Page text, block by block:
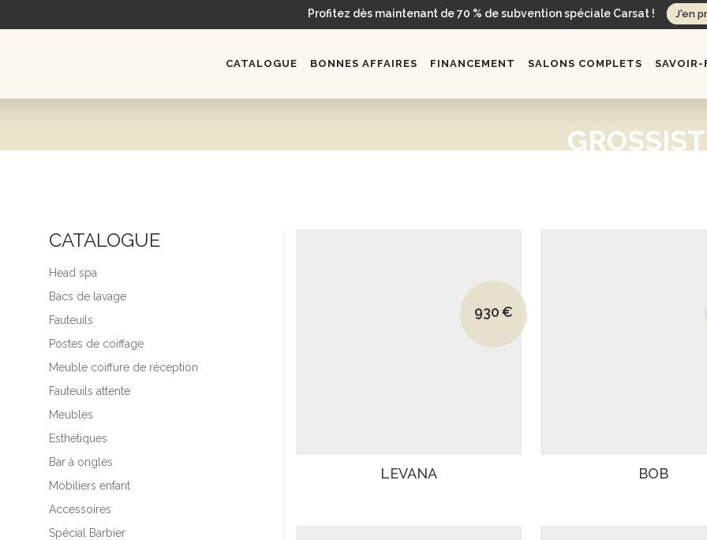
Profitez dès maintenant de 70 % de subvention spéciale Carsat ! J'en
CATALOGUE BONNES AFFAIRES FINANCEMENT SALONS COMPLETS SAVOIR-
CATALOGUE
Head spa
Bacs de lavage
Fauteuils
Postes de coiffage
Meuble coiffure de réception
Fauteuils attente
Meubles
Esthétiques
Bar à ongles
Mobiliers enfant
Accessoires
Spécial Barbier
Le prix initial était : 1440€.
930€
Le prix actuel est : 930€.
LEVANA BOB